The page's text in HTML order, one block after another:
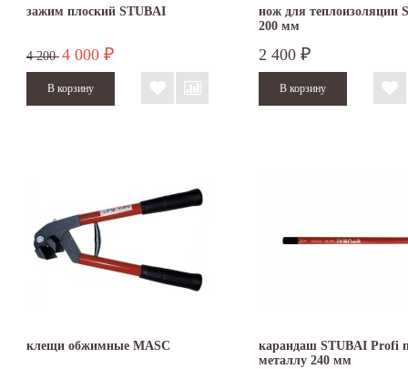
зажим плоский STUBAI
4 200 4 000 ₽
нож для теплоизоляции
200 мм
2 400 ₽
клещи обжимные MASC
карандаш STUBAI Profi
металлу 240 мм